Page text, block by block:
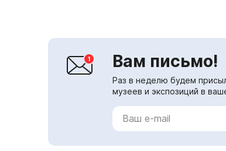
Вам письмо!
Раз в неделю будем
музеев и экспозиций в